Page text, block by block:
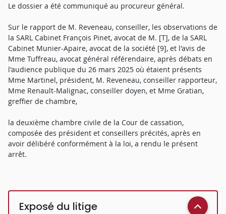
Le dossier a été communiqué au procureur général.
Sur le rapport de M. Reveneau, conseiller, les observations de
la SARL Cabinet François Pinet, avocat de M. [T], de la SARL
Cabinet Munier-Apaire, avocat de la société [9], et l'avis de
Mme Tuffreau, avocat général référendaire, après débats en
l'audience publique du 26 mars 2025 où étaient présents
Mme Martinel, président, M. Reveneau, conseiller rapporteur,
Mme Renault-Malignac, conseiller doyen, et Mme Gratian,
greffier de chambre,
la deuxième chambre civile de la Cour de cassation,
composée des président et conseillers précités, après en
avoir délibéré conformément à la loi, a rendu le présent
arrêt.
Exposé du litige